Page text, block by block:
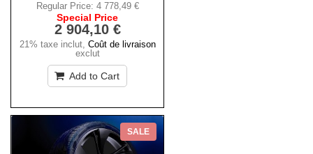
Regular Price: 4 778,49 €
Special Price
2 904,10 €
21% taxe inclut, Coût de livraison
exclut
Add to Cart
SALE